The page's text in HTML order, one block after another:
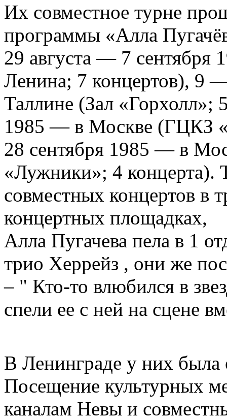
Их совместное турне
программы «Алла
29 августа — 7
Ленина; 7 концертов), 9
Таллине (Зал «Горхолл»;
1985 — в Москве (ГЦКЗ
28 сентября 1985 — в
«Лужники»; 4 концерта).
совместных концертов в
концертных площадках,
Алла Пугачева пела в 1
трио Херрейз , они же
– " Кто-то влюбился в
спели ее с ней на сцене
В Ленинграде у них
Посещение культурных
каналам Невы и